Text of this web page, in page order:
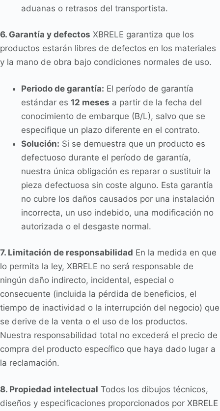
aduanas o retrasos del transportista.
6. Garantía y defectos XBRELE garantiza que los
productos estarán libres de defectos en los materiales
y la mano de obra bajo condiciones normales de uso.
Periodo de garantía: El período de garantía
estándar es 12 meses a partir de la fecha del
conocimiento de embarque (B/L), salvo que se
especifique un plazo diferente en el contrato.
Solución: Si se demuestra que un producto es
defectuoso durante el período de garantía,
nuestra única obligación es reparar o sustituir la
pieza defectuosa sin coste alguno. Esta garantía
no cubre los daños causados por una instalación
incorrecta, un uso indebido, una modificación no
autorizada o el desgaste normal.
7. Limitación de responsabilidad En la medida en que
lo permita la ley, XBRELE no será responsable de
ningún daño indirecto, incidental, especial o
consecuente (incluida la pérdida de beneficios, el
tiempo de inactividad o la interrupción del negocio) que
se derive de la venta o el uso de los productos.
Nuestra responsabilidad total no excederá el precio de
compra del producto específico que haya dado lugar a
la reclamación.
8. Propiedad intelectual Todos los dibujos técnicos,
diseños y especificaciones proporcionados por XBRELE